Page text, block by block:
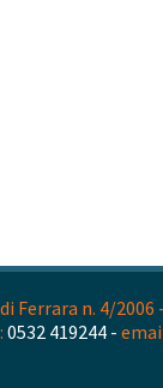
n. 4/2006
0532 419244 -